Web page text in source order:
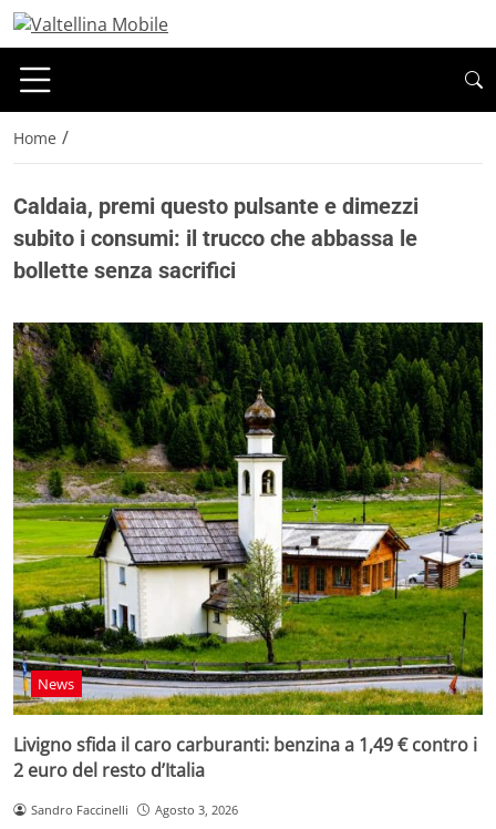
Home /
Caldaia, premi questo pulsante e dimezzi
subito i consumi: il trucco che abbassa le
bollette senza sacrifici
News
Livigno sfida il caro carburanti: benzina a 1,49 € contro i
2 euro del resto d’Italia
Sandro Faccinelli Agosto 3, 2026